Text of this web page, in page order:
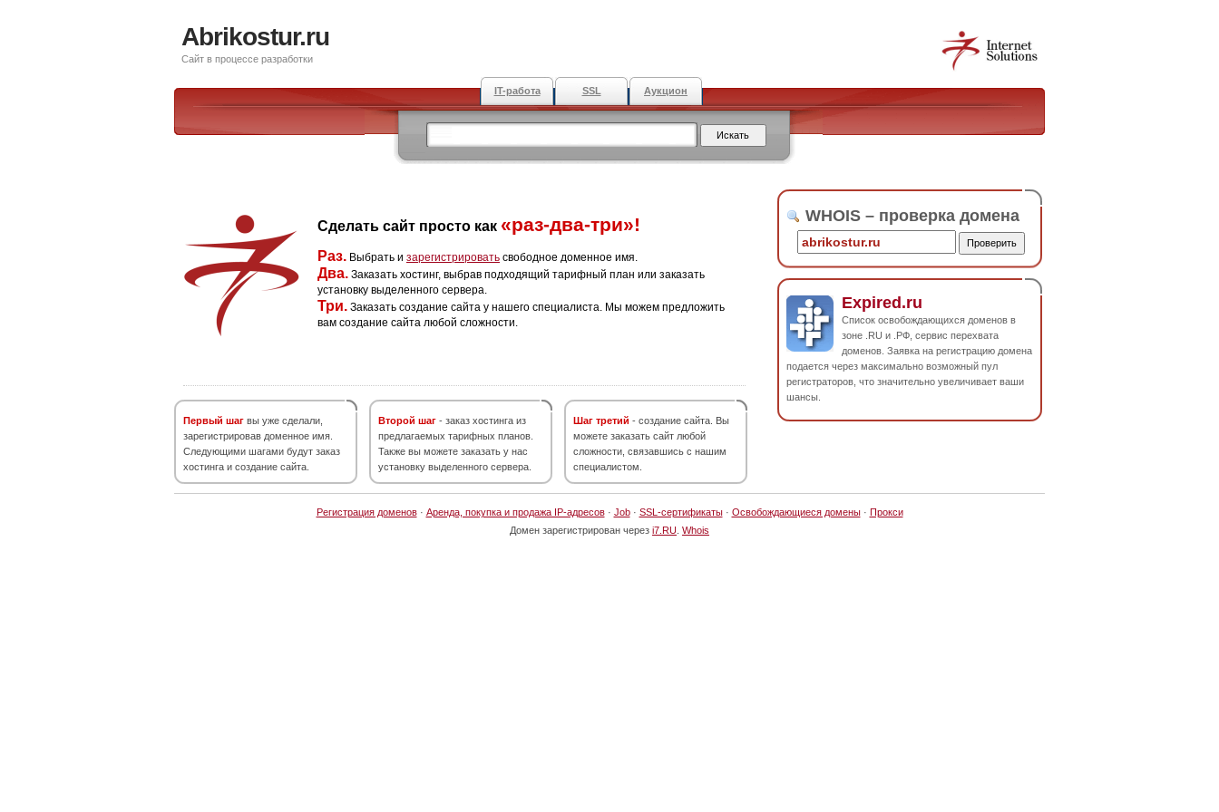
Abrikostur.ru
Сайт в процессе разработки
IT-работа SSL Аукцион
Сделать сайт просто как «раз-два-три»!
Раз. Выбрать и зарегистрировать свободное доменное имя.
Два. Заказать хостинг, выбрав подходящий тарифный план или заказать
установку выделенного сервера.
Три. Заказать создание сайта у нашего специалиста. Мы можем предложить
вам создание сайта любой сложности.
Первый шаг вы уже сделали,
зарегистрировав доменное имя.
Следующими шагами будут заказ
хостинга и создание сайта.
Второй шаг - заказ хостинга из
предлагаемых тарифных планов.
Также вы можете заказать у нас
установку выделенного сервера.
Шаг третий - создание сайта. Вы
можете заказать сайт любой
сложности, связавшись с нашим
специалистом.
WHOIS – проверка домена
Expired.ru
Список освобождающихся доменов в
зоне .RU и .РФ, сервис перехвата
доменов. Заявка на регистрацию домена
подается через максимально возможный пул
регистраторов, что значительно увеличивает ваши
шансы.
Регистрация доменов· Аренда, покупка и продажа IP-адресов· Job· SSL-сертификаты· Освобождающиеся домены· Прокси
Домен зарегистрирован через i7.RU Whois